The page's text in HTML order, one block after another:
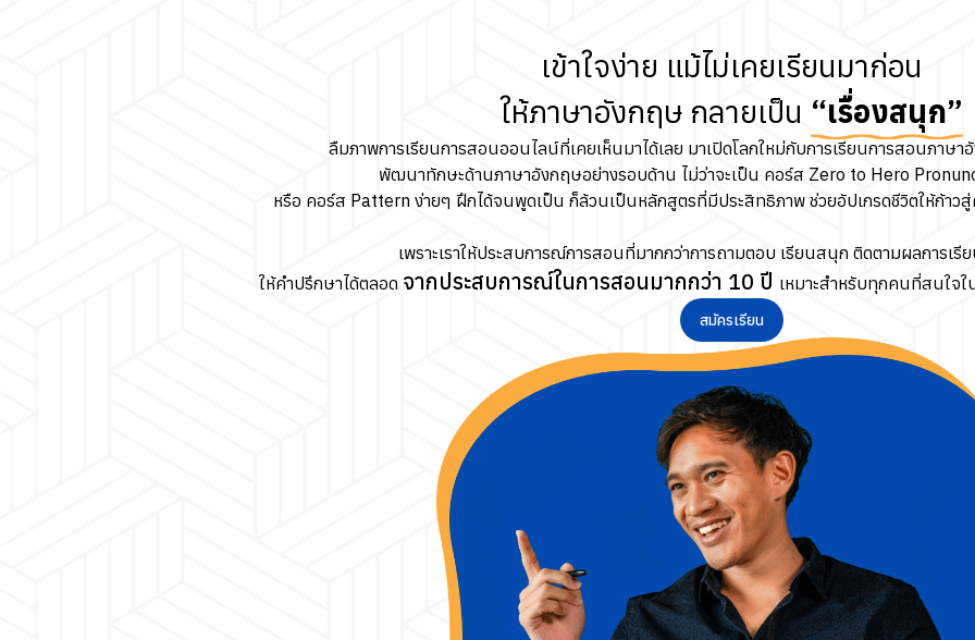
เข้าใจง่าย แม้ไม่เคยเรียนมาก่อน
ให้ภาษาอังกฤษ กลายเป็น “เรื่องสนุก”
ลืมภาพการเรียนการสอนออนไลน์ที่เคยเห็นมาได้เลย มาเปิดโลกใหม่กับการเรียนการสอนภาษา
พัฒนาทักษะด้านภาษาอังกฤษอย่างรอบด้าน ไม่ว่าจะเป็น คอร์ส Zero to Hero
หรือ คอร์ส Pattern ง่ายๆ ฝึกได้จนพูดเป็น ก็ล้วนเป็นหลักสูตรที่มีประสิทธิภาพ ช่วยอัปเกรดชีวิตให้ก้าวสู่
เพราะเราให้ประสบการณ์การสอนที่มากกว่าการถามตอบ เรียนสนุก ติดตามผลการเรี
ให้คำปรึกษาได้ตลอด จากประสบการณ์ในการสอนมากกว่า 10 ปี เหมาะสำหรับทุกคนที่สนใจใ
สมัครเรียน